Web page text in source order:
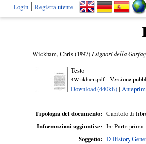
Login
Registra utente
Wickham, Chris(1997)I signori della
Testo
4Wickham.pdf- Versione
Download (440kB)|
Tipologia del documento: Capitolo di
Informazioni aggiuntive: In: Parte
Soggetto: D History